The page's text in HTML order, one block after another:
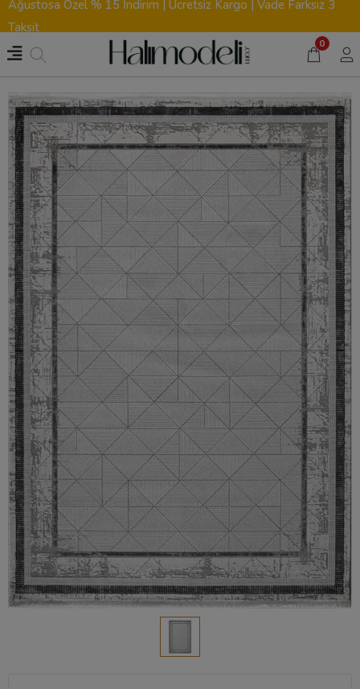
Ağustosa Özel % 15 İndirim | Ücretsiz Kargo | Vade Farksız 3
Taksit
0